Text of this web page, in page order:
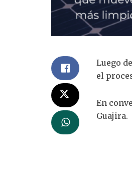
Luego
el
En
Guajira.